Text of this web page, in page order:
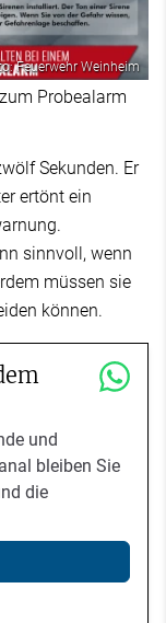
Feuerwehr Weinheim
Probealarm
Sekunden. Er
ertönt ein
sinnvoll, wenn
müssen sie
können.
und
bleiben Sie
die